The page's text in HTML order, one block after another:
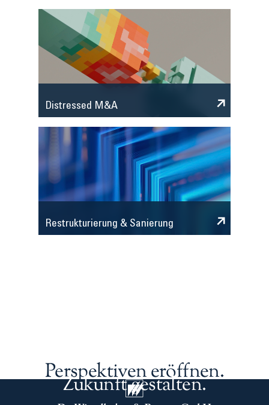
Distressed M&A
Restrukturierung & Sanierung
Perspektiven eröffnen.
Zukunft gestalten.